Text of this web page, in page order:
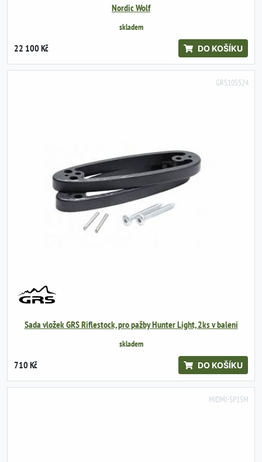
Nordic Wolf
skladem
22 100 Kč DO KOŠÍKU
GRS105524
Sada vložek GRS Riflestock, pro pažby Hunter Light, 2ks v balení
skladem
710 Kč DO KOŠÍKU
MIDMI-SP15M